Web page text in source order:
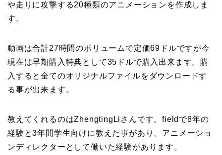
や走りに攻撃する20種類のアニメーションを作成しま
す。
動画は合計27時間のボリュームで定価69ドルですが今
現在は早期購入特典として35ドルで購入出来ます。購
入すると全てのオリジナルファイルをダウンロードす
る事が出来ます。
教えてくれるのはZhengtingLiさんです。fieldで8年の
経験と3年間学生向けに教えた事があり、アニメーショ
ンディレクターとして働いた経験があります。